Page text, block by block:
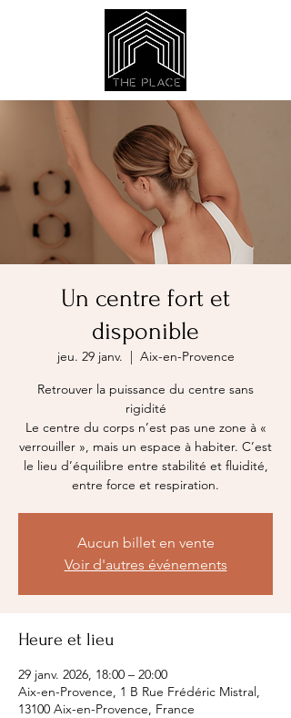
Un centre fort et
disponible
jeu. 29 janv.
  |
Aix-en-Provence
Retrouver la puissance du centre sans
rigidité
Le centre du corps n’est pas une zone à «
verrouiller », mais un espace à habiter. C’est
le lieu d’équilibre entre stabilité et fluidité,
entre force et respiration.
Aucun billet en vente
Voir d'autres événements
Heure et lieu
29 janv. 2026, 18:00 – 20:00
Aix-en-Provence, 1 B Rue Frédéric Mistral,
13100 Aix-en-Provence, France